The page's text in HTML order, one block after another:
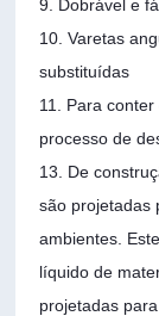
9. Dobrável e
10. Varetas
substituídas
11. Para
processo de
13. De
são projetadas
ambientes.
líquido de
projetadas